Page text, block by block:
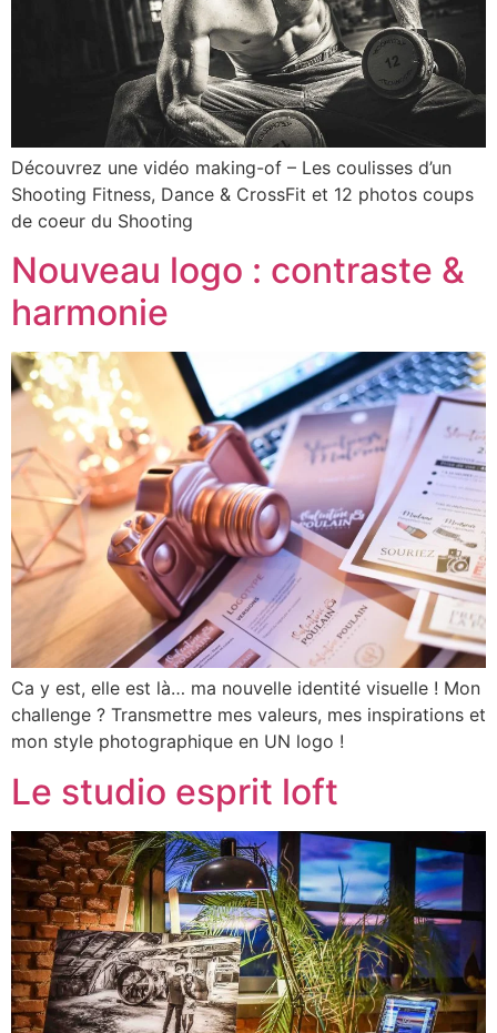
Découvrez une vidéo making-of – Les coulisses d’un
Shooting Fitness, Dance & CrossFit et 12 photos coups
de coeur du Shooting
Nouveau logo : contraste &
harmonie
Ca y est, elle est là… ma nouvelle identité visuelle ! Mon
challenge ? Transmettre mes valeurs, mes inspirations et
mon style photographique en UN logo !
Le studio esprit loft